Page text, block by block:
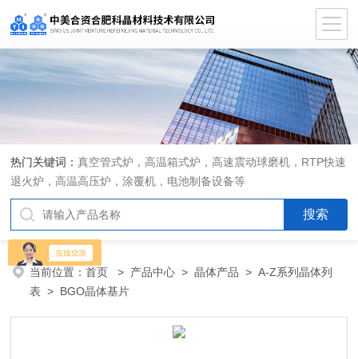
热门关键词：真空管式炉，高温箱式炉，高速震动球磨机，RTP快速
退火炉，高温高压炉，涂覆机，电池制备设备等
当前位置：首页 > 产品中心 >晶体产品 >A-Z系列晶体列
表 > BGO晶体基片